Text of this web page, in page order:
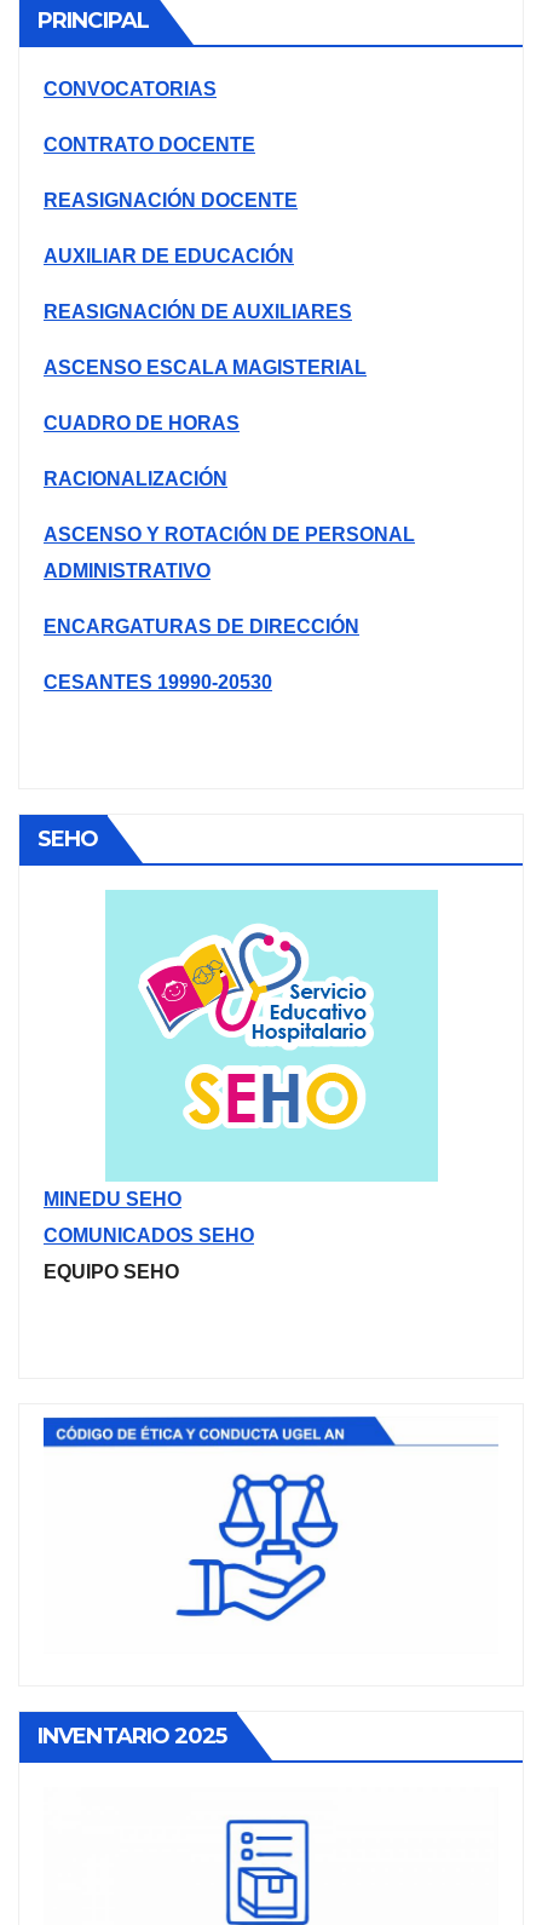
PRINCIPAL
CONVOCATORIAS
CONTRATO DOCENTE
REASIGNACIÓN DOCENTE
AUXILIAR DE EDUCACIÓN
REASIGNACIÓN DE AUXILIARES
ASCENSO ESCALA MAGISTERIAL
CUADRO DE HORAS
RACIONALIZACIÓN
ASCENSO Y ROTACIÓN DE PERSONAL
ADMINISTRATIVO
ENCARGATURAS DE DIRECCIÓN
CESANTES 19990-20530
SEHO
MINEDU SEHO
COMUNICADOS SEHO
EQUIPO SEHO
INVENTARIO 2025